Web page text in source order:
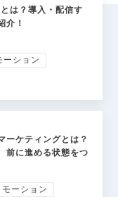
は？導入・配信す
介！
ーション
ーケティングとは？
前に進める状態をつ
モーション